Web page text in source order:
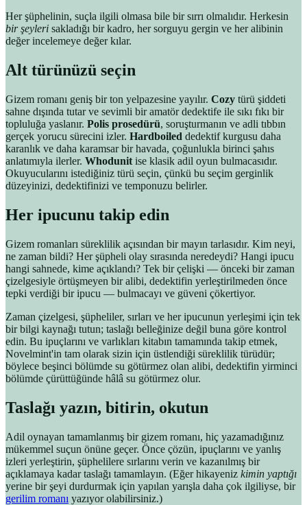
Her şüphelinin, suçla ilgili olmasa bile bir sırrı olmalıdır. Herkesin
bir şeyleri sakladığı bir kadro, her sorguyu gergin ve her alibinin
değer incelemeye değer kılar.
Alt türünüzü seçin
Gizem romanı geniş bir ton yelpazesine yayılır. Cozy türü şiddeti
sahne dışında tutar ve sevimli bir amatör dedektife ile sıkı fıkı bir
topluluğa yaslanır. Polis prosedürü, soruşturmanın ve adli tıbbın
gerçek yorucu sürecini izler. Hardboiled dedektif kurgusu daha
karanlık ve daha karamsar bir havada, çoğunlukla birinci şahıs
anlatımıyla ilerler. Whodunit ise klasik adil oyun bulmacasıdır.
Okuyucularını istediğiniz türü seçin, çünkü bu seçim gerginlik
düzeyinizi, dedektifinizi ve temponuzu belirler.
Her ipucunu takip edin
Gizem romanları süreklilik açısından bir mayın tarlasıdır. Kim neyi,
ne zaman bildi? Her şüpheli olay sırasında neredeydi? Hangi ipucu
hangi sahnede, kime açıklandı? Tek bir çelişki — önceki bir zaman
çizelgesiyle örtüşmeyen bir alibi, dedektifin yerleştirilmeden önce
tepki verdiği bir ipucu — bulmacayı ve güveni çökertiyor.
Zaman çizelgesi, şüpheliler, sırları ve her ipucunun yerleşimi için tek
bir bilgi kaynağı tutun; taslağı belleğinize değil buna göre kontrol
edin. Bu ipuçlarını ve varlıkları kitabın tamamında takip etmek,
Novelmint'in tam olarak sizin için üstlendiği süreklilik türüdür;
böylece beşinci bölümde su götürmez olan alibi, dedektifin yirminci
bölümde çürüttüğünde hâlâ su götürmez olur.
Taslağı yazın, bitirin, okutun
Adil oynayan tamamlanmış bir gizem romanı, hiç yazamadığınız
mükemmel suçun önüne geçer. Önce çözün, ipuçlarını ve yanlış
izleri yerleştirin, şüphelilere sırlarını verin ve kazanılmış bir
açıklamaya kadar taslağı tamamlayın. (Eğer hikayeniz kimin yaptığı
yerine bir şeyi durdurmak için yapılan yarışla daha çok ilgiliyse, bir
gerilim romanı yazıyor olabilirsiniz.)